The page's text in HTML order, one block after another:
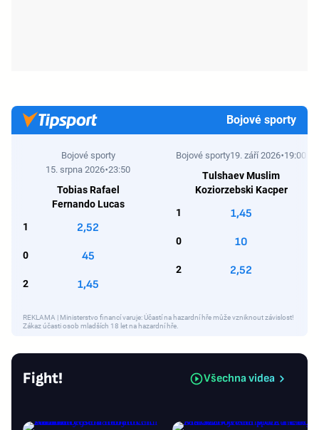
Bojové sporty
Bojové sporty
15. srpna 2026 23:50
Tobias Rafael
Fernando Lucas
1
2,52
0 45
2 1,45
Bojové sporty19. září 2026 19:00
Tulshaev Muslim
Koziorzebski Kacper
1
1,45
0 10
2 2,52
REKLAMA | Ministerstvo financí varuje: Účastí na hazardní hře může vzniknout závislost!
Zákaz účasti osob mladších 18 let na hazardní hře.
Fight! Všechna videa